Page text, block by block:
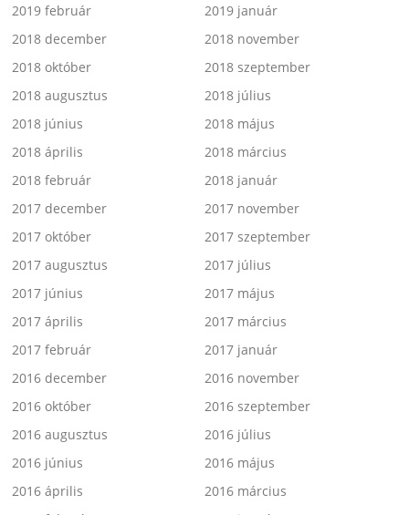
2019 február
2019 január
2018 december
2018 november
2018 október
2018 szeptember
2018 augusztus
2018 július
2018 június
2018 május
2018 április
2018 március
2018 február
2018 január
2017 december
2017 november
2017 október
2017 szeptember
2017 augusztus
2017 július
2017 június
2017 május
2017 április
2017 március
2017 február
2017 január
2016 december
2016 november
2016 október
2016 szeptember
2016 augusztus
2016 július
2016 június
2016 május
2016 április
2016 március